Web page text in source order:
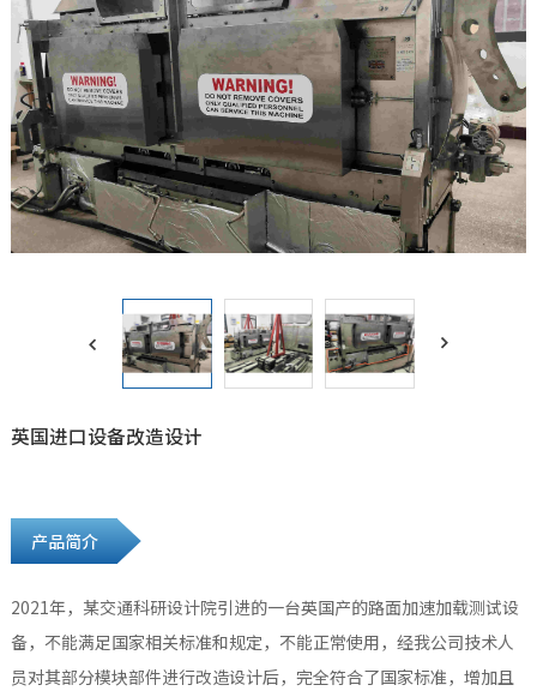
 
英国进口设备改造设计
产品简介
2021年，某交通科研设计院引进的一台英国产的路面加速加载测试设
备，不能满足国家相关标准和规定，不能正常使用，经我公司技术人
员对其部分模块部件进行改造设计后，完全符合了国家标准，增加且